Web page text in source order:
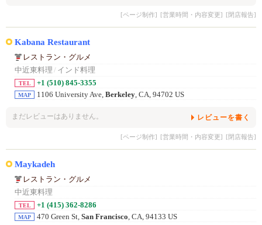
[ページ制作] [営業時間・内容変更] [閉店報告]
Kabana Restaurant
レストラン・グルメ
中近東料理 / インド料理
TEL +1 (510) 845-3355
MAP 1106 University Ave, Berkeley, CA, 94702 US
まだレビューはありません。 レビューを書く
[ページ制作] [営業時間・内容変更] [閉店報告]
Maykadeh
レストラン・グルメ
中近東料理
TEL +1 (415) 362-8286
MAP 470 Green St, San Francisco, CA, 94133 US